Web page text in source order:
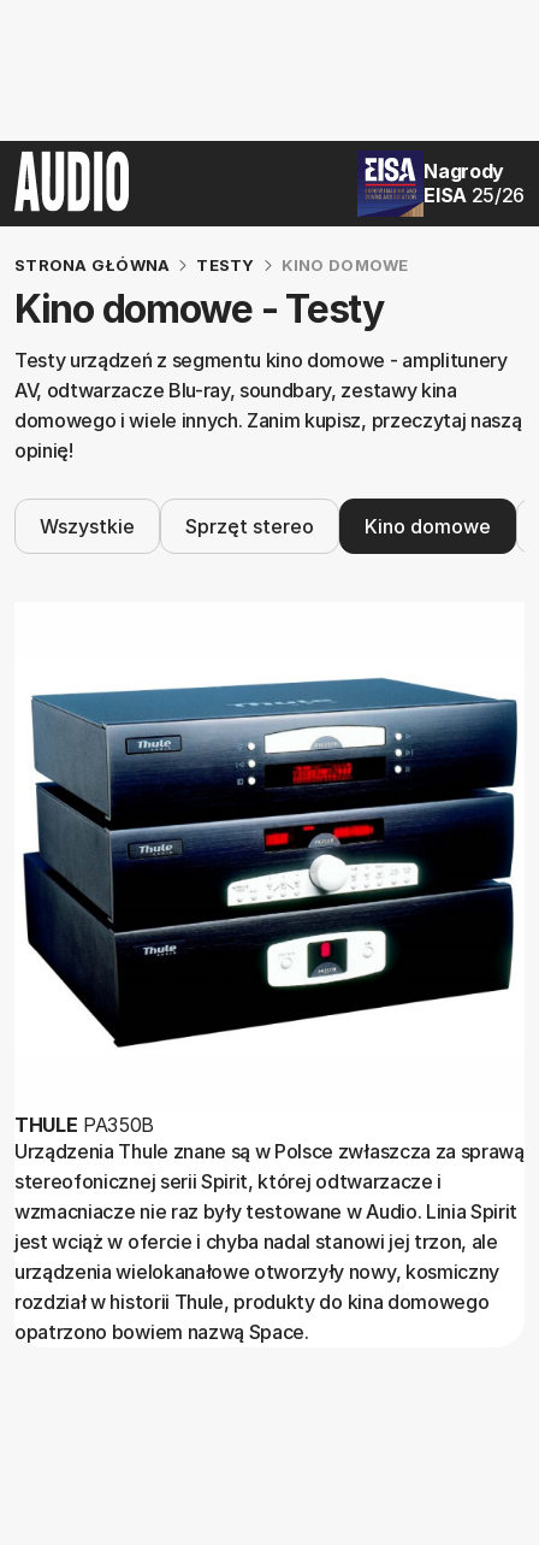
Nagrody
EISA 25/26
STRONA GŁÓWNA TESTY KINO DOMOWE
Kino domowe - Testy
Testy urządzeń z segmentu kino domowe - amplitunery
AV, odtwarzacze Blu-ray, soundbary, zestawy kina
domowego i wiele innych. Zanim kupisz, przeczytaj naszą
opinię!
Wszystkie Sprzęt stereo Kino domowe
THULE PA350B
Urządzenia Thule znane są w Polsce zwłaszcza za sprawą
stereofonicznej serii Spirit, której odtwarzacze i
wzmacniacze nie raz były testowane w Audio. Linia Spirit
jest wciąż w ofercie i chyba nadal stanowi jej trzon, ale
urządzenia wielokanałowe otworzyły nowy, kosmiczny
rozdział w historii Thule, produkty do kina domowego
opatrzono bowiem nazwą Space.